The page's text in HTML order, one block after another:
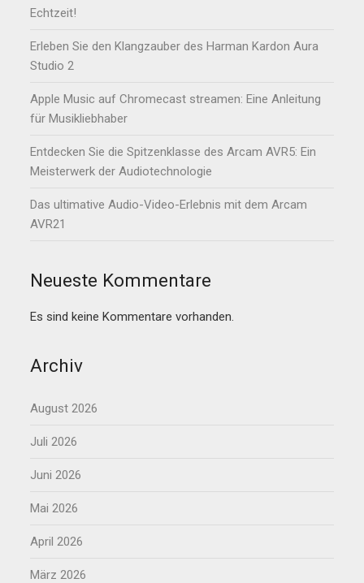
Echtzeit!
Erleben Sie den Klangzauber des Harman Kardon Aura
Studio 2
Apple Music auf Chromecast streamen: Eine Anleitung
für Musikliebhaber
Entdecken Sie die Spitzenklasse des Arcam AVR5: Ein
Meisterwerk der Audiotechnologie
Das ultimative Audio-Video-Erlebnis mit dem Arcam
AVR21
Neueste Kommentare
Es sind keine Kommentare vorhanden.
Archiv
August 2026
Juli 2026
Juni 2026
Mai 2026
April 2026
März 2026